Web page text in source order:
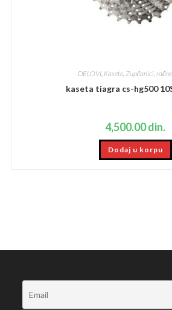
DELOVI, Kasete,Zupčanici,
kaseta tiagra cs-hg500
4,500.00din.
Dodaj u korpu